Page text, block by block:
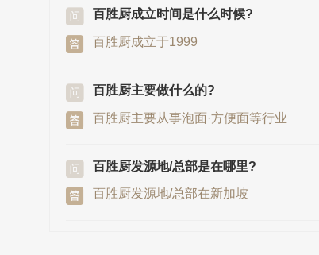
百胜厨成立时间是什么时候?
百胜厨成立于1999
百胜厨主要做什么的?
百胜厨主要从事泡面·方便面等行业
百胜厨发源地/总部是在哪里?
百胜厨发源地/总部在新加坡